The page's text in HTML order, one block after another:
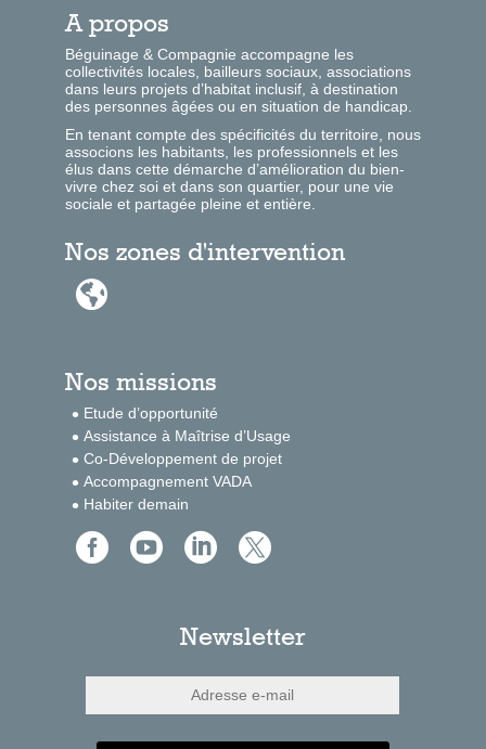
A propos
Béguinage & Compagnie accompagne les
collectivités locales, bailleurs sociaux, associations
dans leurs projets d’habitat inclusif, à destination
des personnes âgées ou en situation de handicap.
En tenant compte des spécificités du territoire, nous
associons les habitants, les professionnels et les
élus dans cette démarche d’amélioration du bien-
vivre chez soi et dans son quartier, pour une vie
sociale et partagée pleine et entière.
Nos zones d'intervention

Nos missions
Etude d’opportunité
Assistance à Maîtrise d’Usage
Co-Développement de projet
Accompagnement VADA
Habiter demain
   
Newsletter